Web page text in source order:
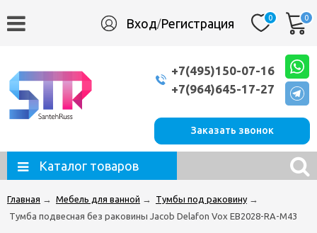
Вход/Регистрация 0 0
+7(495)150-07-16
+7(964)645-17-27
Заказать звонок
Каталог товаров
Главная → Мебель для ванной → Тумбы под раковину →
Тумба подвесная без раковины Jacob Delafon Vox EB2028-RA-M43